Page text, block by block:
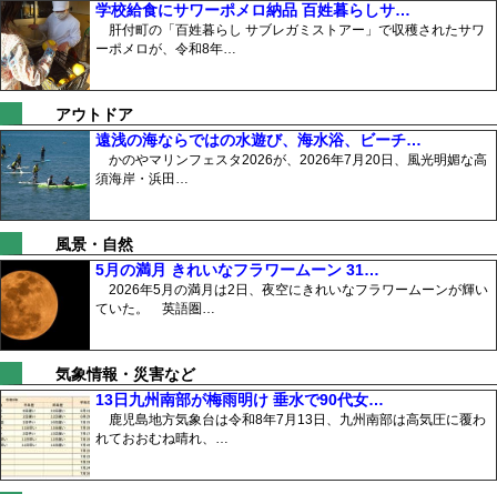
学校給食にサワーポメロ納品 百姓暮らしサ…
肝付町の「百姓暮らし サブレガミストアー」で収穫されたサワ
ーポメロが、令和8年…
アウトドア
遠浅の海ならではの水遊び、海水浴、ビーチ…
かのやマリンフェスタ2026が、2026年7月20日、風光明媚な高
須海岸・浜田…
風景・自然
5月の満月 きれいなフラワームーン 31…
2026年5月の満月は2日、夜空にきれいなフラワームーンが輝い
ていた。 英語圏…
気象情報・災害など
13日九州南部が梅雨明け 垂水で90代女…
鹿児島地方気象台は令和8年7月13日、九州南部は高気圧に覆わ
れておおむね晴れ、…